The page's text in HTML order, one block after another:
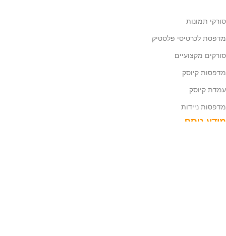
סורקי תמונות
מדפסת לכרטיסי פלסטיק
סורקים מקצועיים
מדפסות קיוסק
עמדת קיוסק
מדפסות ניידות
מידע נוסף